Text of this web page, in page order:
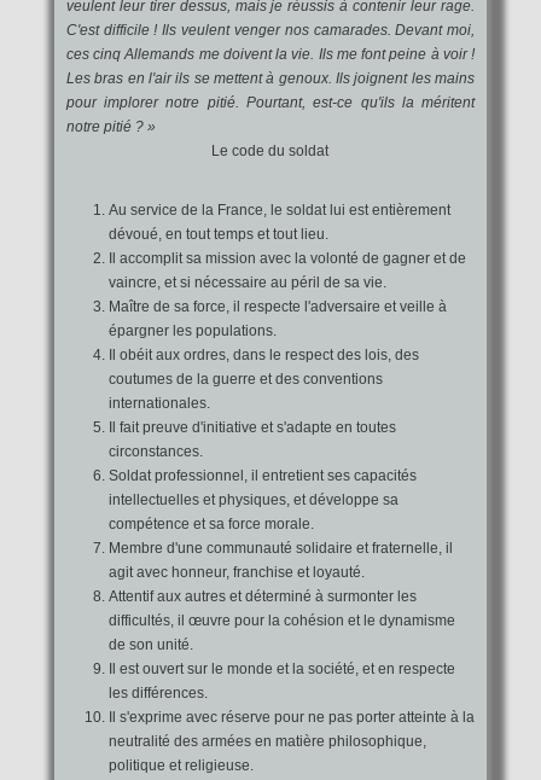
veulent leur tirer dessus, mais je réussis à contenir leur rage.
C'est difficile ! Ils veulent venger nos camarades. Devant moi,
ces cinq Allemands me doivent la vie. Ils me font peine à voir !
Les bras en l'air ils se mettent à genoux. Ils joignent les mains
pour implorer notre pitié. Pourtant, est-ce qu'ils la méritent
notre pitié ? »
Le code du soldat
Au service de la France, le soldat lui est entièrement
dévoué, en tout temps et tout lieu.
Il accomplit sa mission avec la volonté de gagner et de
vaincre, et si nécessaire au péril de sa vie.
Maître de sa force, il respecte l'adversaire et veille à
épargner les populations.
Il obéit aux ordres, dans le respect des lois, des
coutumes de la guerre et des conventions
internationales.
Il fait preuve d'initiative et s'adapte en toutes
circonstances.
Soldat professionnel, il entretient ses capacités
intellectuelles et physiques, et développe sa
compétence et sa force morale.
Membre d'une communauté solidaire et fraternelle, il
agit avec honneur, franchise et loyauté.
Attentif aux autres et déterminé à surmonter les
difficultés, il œuvre pour la cohésion et le dynamisme
de son unité.
Il est ouvert sur le monde et la société, et en respecte
les différences.
Il s'exprime avec réserve pour ne pas porter atteinte à la
neutralité des armées en matière philosophique,
politique et religieuse.